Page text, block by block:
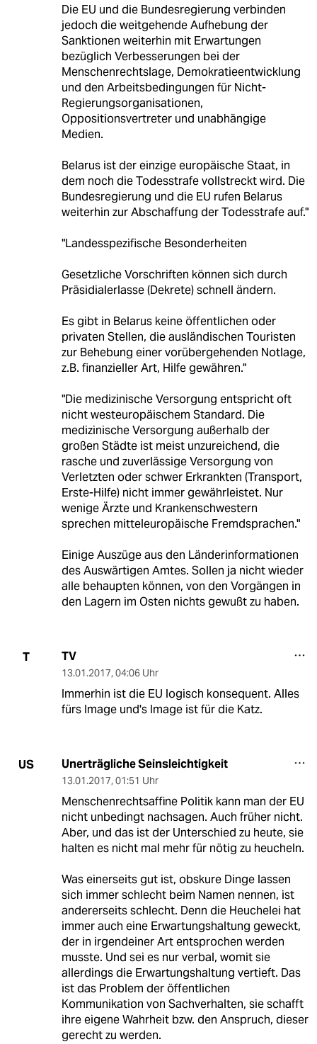
Die EU und die Bundesregierung verbinden
jedoch die weitgehende Aufhebung der
Sanktionen weiterhin mit Erwartungen
bezüglich Verbesserungen bei der
Menschenrechtslage, Demokratieentwicklung
und den Arbeitsbedingungen für Nicht-
Regierungsorganisationen,
Oppositionsvertreter und unabhängige
Medien.
Belarus ist der einzige europäische Staat, in
dem noch die Todesstrafe vollstreckt wird. Die
Bundesregierung und die EU rufen Belarus
weiterhin zur Abschaffung der Todesstrafe auf."
"Landesspezifische Besonderheiten
Gesetzliche Vorschriften können sich durch
Präsidialerlasse (Dekrete) schnell ändern.
Es gibt in Belarus keine öffentlichen oder
privaten Stellen, die ausländischen Touristen
zur Behebung einer vorübergehenden Notlage,
z.B. finanzieller Art, Hilfe gewähren."
"Die medizinische Versorgung entspricht oft
nicht westeuropäischem Standard. Die
medizinische Versorgung außerhalb der
großen Städte ist meist unzureichend, die
rasche und zuverlässige Versorgung von
Verletzten oder schwer Erkrankten (Transport,
Erste-Hilfe) nicht immer gewährleistet. Nur
wenige Ärzte und Krankenschwestern
sprechen mitteleuropäische Fremdsprachen."
Einige Auszüge aus den Länderinformationen
des Auswärtigen Amtes. Sollen ja nicht wieder
alle behaupten können, von den Vorgängen in
den Lagern im Osten nichts gewußt zu haben.
T TV
13.01.2017, 04:06 Uhr
Immerhin ist die EU logisch konsequent. Alles
fürs Image und's Image ist für die Katz.
US Unerträgliche Seinsleichtigkeit
13.01.2017, 01:51 Uhr
Menschenrechtsaffine Politik kann man der EU
nicht unbedingt nachsagen. Auch früher nicht.
Aber, und das ist der Unterschied zu heute, sie
halten es nicht mal mehr für nötig zu heucheln.
Was einerseits gut ist, obskure Dinge lassen
sich immer schlecht beim Namen nennen, ist
andererseits schlecht. Denn die Heuchelei hat
immer auch eine Erwartungshaltung geweckt,
der in irgendeiner Art entsprochen werden
musste. Und sei es nur verbal, womit sie
allerdings die Erwartungshaltung vertieft. Das
ist das Problem der öffentlichen
Kommunikation von Sachverhalten, sie schafft
ihre eigene Wahrheit bzw. den Anspruch, dieser
gerecht zu werden.